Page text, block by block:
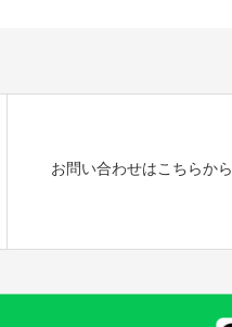
お問い合わせはこちらから